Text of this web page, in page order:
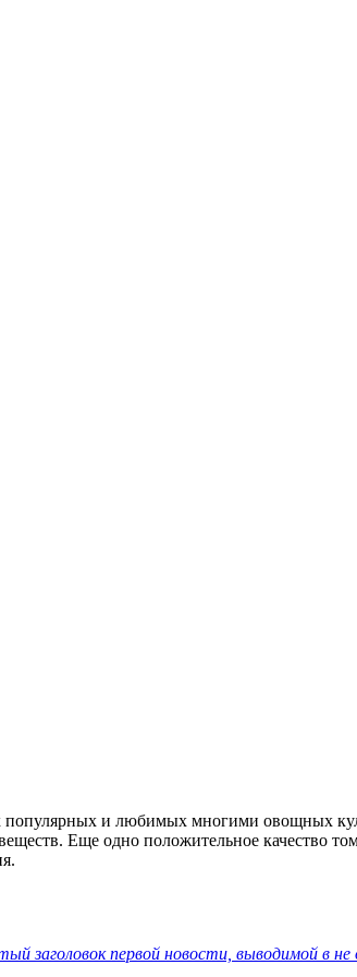
популярных и любимых многими овощных
Еще одно положительное качество
заголовок первой новости, выводимой в не